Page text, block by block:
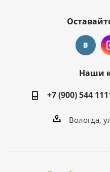
Наши
+7 (900) 544
Вологда,